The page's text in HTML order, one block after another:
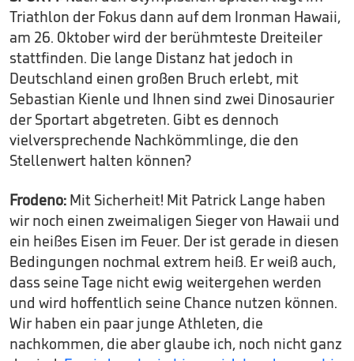
Triathlon der Fokus dann auf dem Ironman Hawaii,
am 26. Oktober wird der berühmteste Dreiteiler
stattfinden. Die lange Distanz hat jedoch in
Deutschland einen großen Bruch erlebt, mit
Sebastian Kienle und Ihnen sind zwei Dinosaurier
der Sportart abgetreten. Gibt es dennoch
vielversprechende Nachkömmlinge, die den
Stellenwert halten können?
Frodeno: Mit Sicherheit! Mit Patrick Lange haben
wir noch einen zweimaligen Sieger von Hawaii und
ein heißes Eisen im Feuer. Der ist gerade in diesen
Bedingungen nochmal extrem heiß. Er weiß auch,
dass seine Tage nicht ewig weitergehen werden
und wird hoffentlich seine Chance nutzen können.
Wir haben ein paar junge Athleten, die
nachkommen, die aber glaube ich, noch nicht ganz